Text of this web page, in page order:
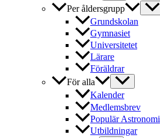
Per åldersgrupp
Grundskolan
Gymnasiet
Universitetet
Lärare
Föräldrar
För alla
Kalender
Medlemsbrev
Populär Astronomi
Utbildningar